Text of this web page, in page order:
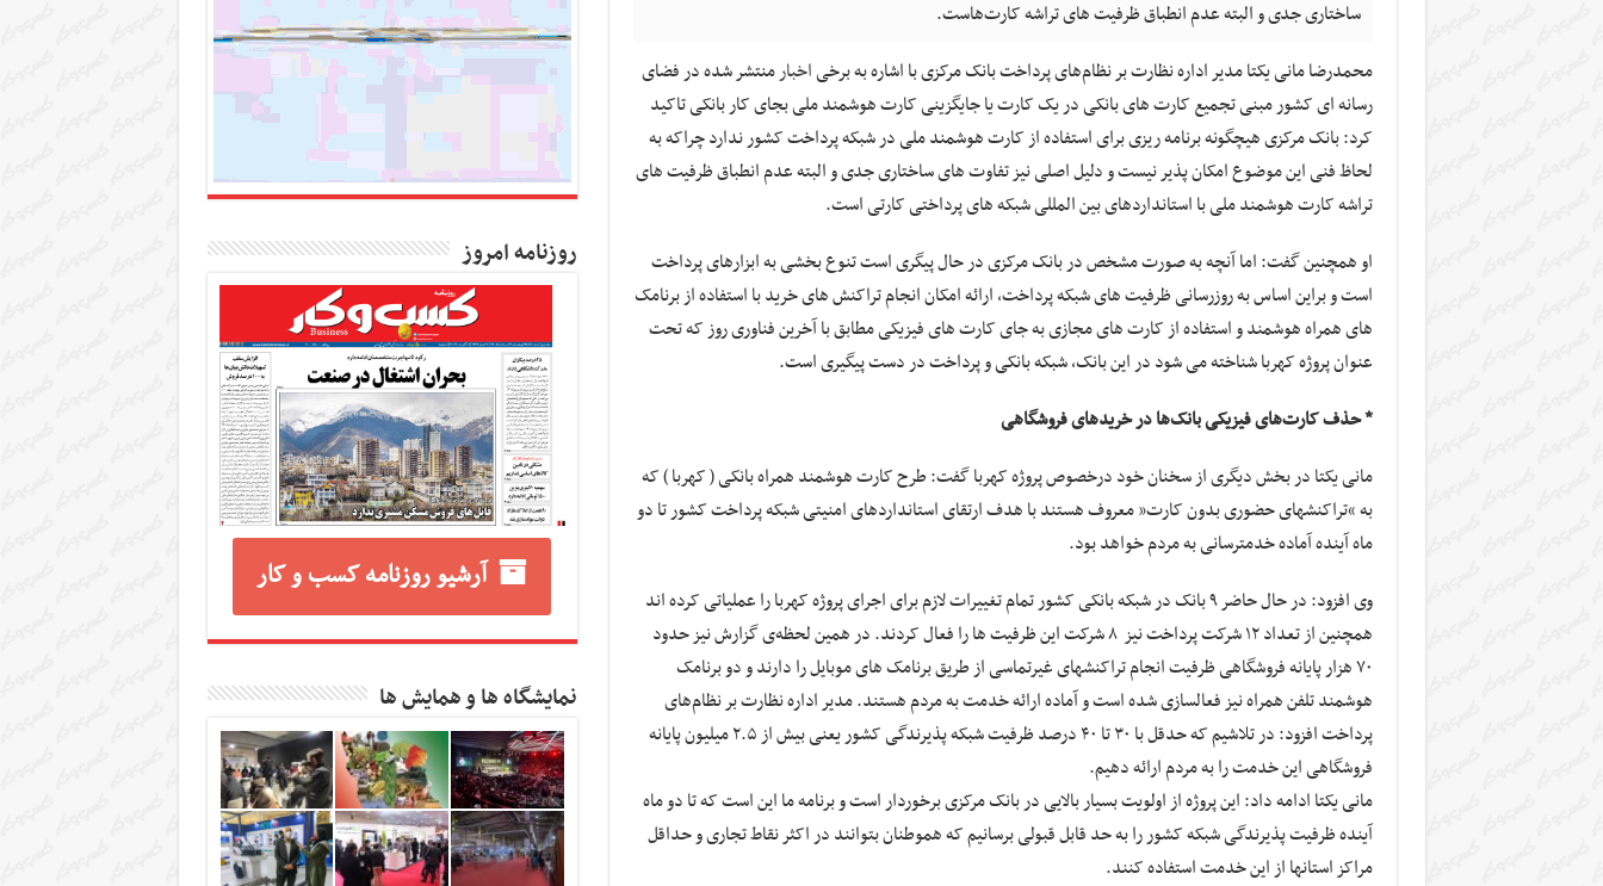
ساختاری جدی و البته عدم انطباق ظرفیت های تراشه کارت‌هاست.
محمدرضا مانی‎ یکتا مدیر اداره نظارت بر نظام‌های پرداخت بانک مرکزی با اشاره به برخی
اخبارمنتشر شده در فضای
رسانه ای کشور مبنی تجمیع کارت های بانکی در یک کارت یا جایگزینی کارت هوشمند ملی بجای کار بانکی تاکید
کرد: بانک مرکزی هیچ‎گونه برنامه ریزی برای استفاده از کارت هوشمند ملی در شبکه پرداخت کشور ندارد چراکه به
لحاظ فنی این موضوع امکان پذیر نیست و دلیل اصلی نیز تفاوت های ساختاری جدی و البته عدم انطباق ظرفیت های
تراشه کارت هوشمند ملی با استانداردهای بین المللی شبکه های پرداختی کارتی است.
او همچنین گفت: اما آنچه به صورت مشخص در بانک مرکزی در حال پیگری است تنوع بخشی به ابزارهای پرداخت
است و براین اساس به روزرسانی ظرفیت های شبکه پرداخت، ارائه امکان انجام تراکنش های خرید با استفاده از برنامک
های همراه هوشمند و استفاده از کارت های مجازی به جای کارت های فیزیکی مطابق با آخرین فناوری روز که تحت
عنوان پروژه کهربا شناخته می شود در این بانک، شبکه بانکی و پرداخت در دست پیگیری است.
* حذف کارت‌های فیزیکی بانک‌ها در خریدهای فروشگاهی
مانی یکتا در بخش دیگری از سخنان خود درخصوص پروژه کهربا گفت: طرح کارت هوشمند همراه بانکی ( کهربا ) که
به “تراکنش‎های حضوری بدون کارت” معروف هستند با هدف ارتقای استانداردهای امنیتی شبکه پرداخت کشور تا دو
ماه آینده آماده خدمت‎رسانی به مردم خواهد بود.
وی افزود: در حال حاضر ۹ بانک در شبکه بانکی کشور تمام تغییرات لازم برای اجرای پروژه کهربا را عملیاتی کرده ‎اند
همچنین از تعداد ۱۲ شرکت پرداخت نیز ۸ شرکت این ظرفیت ها را فعال کردند. در همین لحظه‌ی گزارش نیز حدود
۷۰ هزار پایانه فروشگاهی ظرفیت انجام تراکنش‎های غیرتماسی از طریق برنامک های موبایل را دارند و دو برنامک
هوشمند تلفن همراه نیز فعالسازی شده است و آماده ارائه خدمت به مردم هستند. مدیر اداره نظارت بر نظام‌های
پرداخت افزود: در تلاشیم که حدقل با ۳۰ تا ۴۰ درصد ظرفیت شبکه پذیرندگی کشور یعنی بیش از ۲.۵ میلیون پایانه
فروشگاهی این خدمت را به مردم ارائه دهیم.
مانی‎ یکتا ادامه داد: این پروژه از اولویت بسیار بالایی در بانک مرکزی برخوردار است و برنامه ما این است که تا دو ماه
آینده ظرفیت پذیرندگی شبکه کشور را به حد قابل قبولی برسانیم که هموطنان بتوانند در اکثر نقاط تجاری و حداقل
مراکز استانها از این خدمت استفاده کنند.
روزنامه امروز
آرشیو روزنامه کسب و کار
نمایشگاه ها و همایش ها